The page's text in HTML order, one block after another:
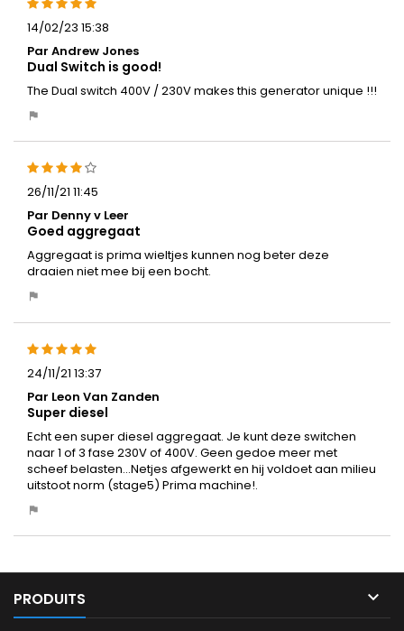
14/02/23 15:38
Par Andrew Jones
Dual Switch is good!
The Dual switch 400V / 230V makes this generator unique !!!
26/11/21 11:45
Par Denny v Leer
Goed aggregaat
Aggregaat is prima wieltjes kunnen nog beter deze
draaien niet mee bij een bocht.
24/11/21 13:37
Par Leon Van Zanden
Super diesel
Echt een super diesel aggregaat. Je kunt deze switchen
naar 1 of 3 fase 230V of 400V. Geen gedoe meer met
scheef belasten...Netjes afgewerkt en hij voldoet aan milieu
uitstoot norm (stage5) Prima machine!.
PRODUITS 